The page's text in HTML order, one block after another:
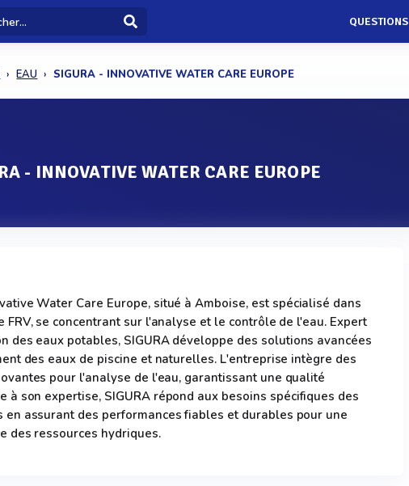
QUESTIONS
EAU SIGURA - INNOVATIVE WATER CARE EUROPE
- INNOVATIVE WATER CARE EUROPE
Water Care Europe, situé à Amboise, est spécialisé dans
FRV, se concentrant sur l'analyse et le contrôle de l'eau. Expert
des eaux potables, SIGURA développe des solutions avancées
des eaux de piscine et naturelles. L'entreprise intègre des
pour l'analyse de l'eau, garantissant une qualité
à son expertise, SIGURA répond aux besoins spécifiques des
en assurant des performances fiables et durables pour une
des ressources hydriques.